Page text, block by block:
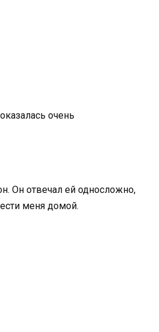
очень
Он отвечал ей односложно,
меня домой.